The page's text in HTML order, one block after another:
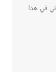
في هذا